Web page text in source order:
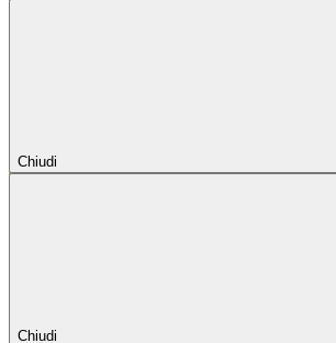
Chiudi
Chiudi